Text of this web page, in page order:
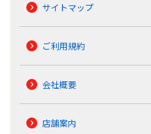
サイトマップ
ご利用規約
会社概要
店舗案内